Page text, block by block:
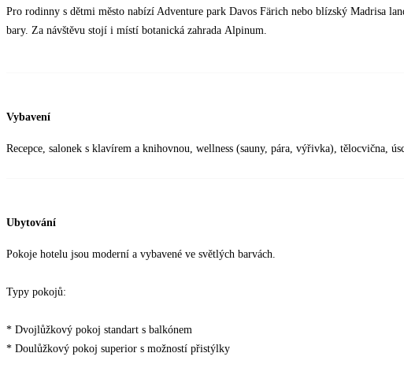
Pro rodinny s dětmi město nabízí Adventure park Davos Färich nebo blízský Madrisa
bary. Za návštěvu stojí i místí botanická zahrada Alpinum.
Vybavení
Recepce, salonek s klavírem a knihovnou, wellness (sauny, pára, výřivka), tělocvična,
Ubytování
Pokoje hotelu jsou moderní a vybavené ve světlých barvách.
Typy pokojů:
* Dvojlůžkový pokoj standart s balkónem
* Doulůžkový pokoj superior s možností přistýlky